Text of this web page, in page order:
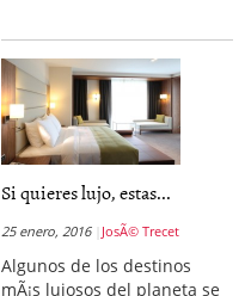
Si quieres lujo, estas...
25 enero, 2016 JosÃ© Trecet
Algunos de los destinos
mÃ¡s lujosos del planeta se